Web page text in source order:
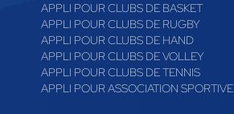
APPLI POUR CLUBS DE BASKET
APPLI POUR CLUBS DE RUGBY
APPLI POUR CLUBS DE HAND
APPLI POUR CLUBS DE VOLLEY
APPLI POUR CLUBS DE TENNIS
APPLI POUR ASSOCIATION SPORTIVE